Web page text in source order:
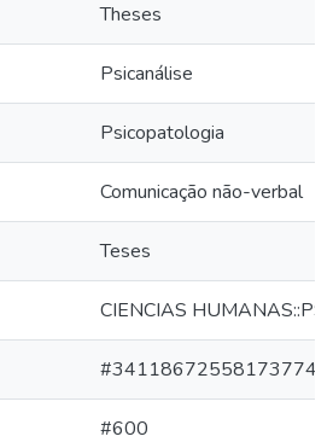
Theses
Psicanálise
Psicopatologia
Comunicação não-verbal
Teses
CIENCIAS
#600